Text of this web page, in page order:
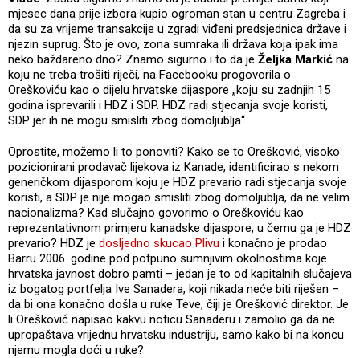
mjesec dana prije izbora kupio ogroman stan u centru Zagreba i
da su za vrijeme transakcije u zgradi viđeni predsjednica države i
njezin suprug. Što je ovo, zona sumraka ili država koja ipak ima
neko baždareno dno? Znamo sigurno i to da je Željka Markić na
koju ne treba trošiti riječi, na Facebooku progovorila o
Oreškoviću kao o dijelu hrvatske dijaspore „koju su zadnjih 15
godina isprevarili i HDZ i SDP. HDZ radi stjecanja svoje koristi,
SDP jer ih ne mogu smisliti zbog domoljublja“.
Oprostite, možemo li to ponoviti? Kako se to Orešković, visoko
pozicionirani prodavač lijekova iz Kanade, identificirao s nekom
generičkom dijasporom koju je HDZ prevario radi stjecanja svoje
koristi, a SDP je nije mogao smisliti zbog domoljublja, da ne velim
nacionalizma? Kad slučajno govorimo o Oreškoviću kao
reprezentativnom primjeru kanadske dijaspore, u čemu ga je HDZ
prevario? HDZ je dosljedno skucao Plivu i konačno je prodao
Barru 2006. godine pod potpuno sumnjivim okolnostima koje
hrvatska javnost dobro pamti – jedan je to od kapitalnih slučajeva
iz bogatog portfelja Ive Sanadera, koji nikada neće biti riješen –
da bi ona konačno došla u ruke Teve, čiji je Orešković direktor. Je
li Orešković napisao kakvu noticu Sanaderu i zamolio ga da ne
upropaštava vrijednu hrvatsku industriju, samo kako bi na koncu
njemu mogla doći u ruke?